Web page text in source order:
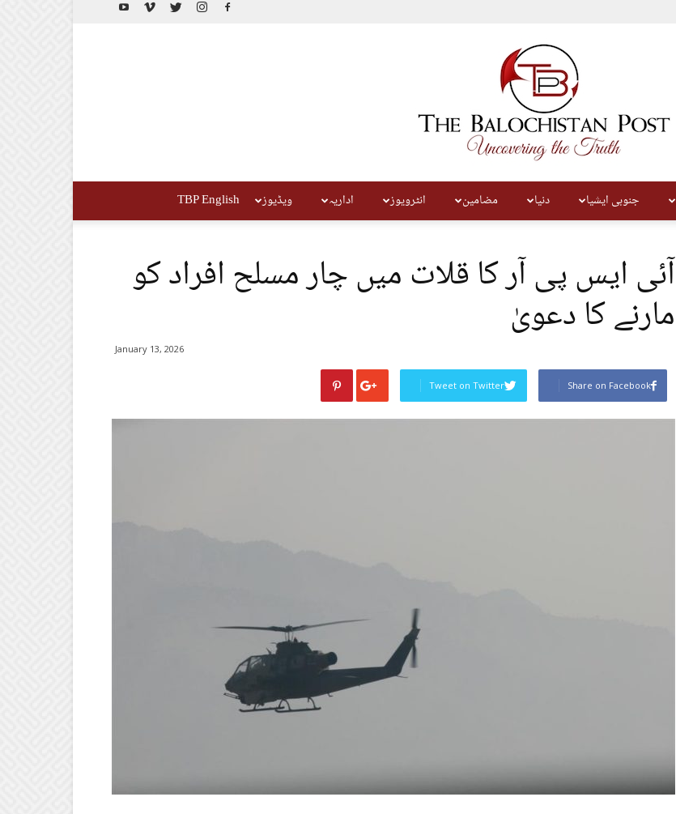
جنوبی ایشیا دنیا مضامین انٹرویوز اداریہ ویڈیوز TBP English
آئی ایس پی آر کا قلات میں چار مسلح افراد کو
مارنے کا دعویٰ
January 13, 2026
Share on Facebook
Tweet on Twitter